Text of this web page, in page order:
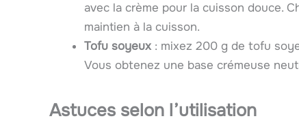
avec la crème pour la cuisson douce.
maintien à la cuisson.
Tofu soyeux: mixez 200 g de tofu
Vous obtenez une base crémeuse
Astuces selon l’utilisation